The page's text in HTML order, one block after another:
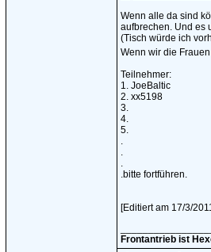
Wenn alle da sind
aufbrechen. Und es
(Tisch würde ich
Wenn wir die
Teilnehmer:
1. JoeBaltic
2. xx5198
3.
4.
5.
.
.
.
.bitte fortführen.
[Editiert am 17/3/
Frontantrieb ist